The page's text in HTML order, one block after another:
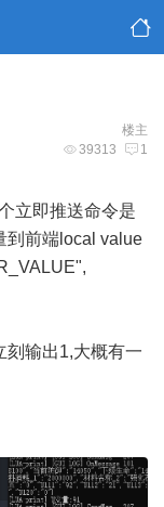
楼主
39313 1
立即推送命令是
到前端local value
刻输出1,大概有一